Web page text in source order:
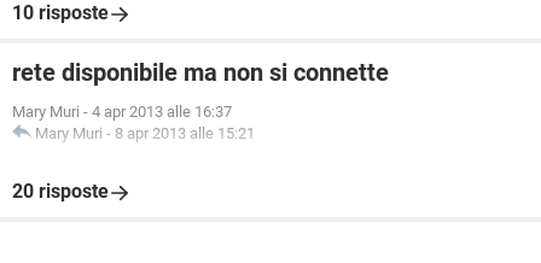
10 risposte
rete disponibile ma non si connette
Mary Muri - 4 apr 2013 alle 16:37
Mary Muri - 8 apr 2013 alle 15:21
20 risposte